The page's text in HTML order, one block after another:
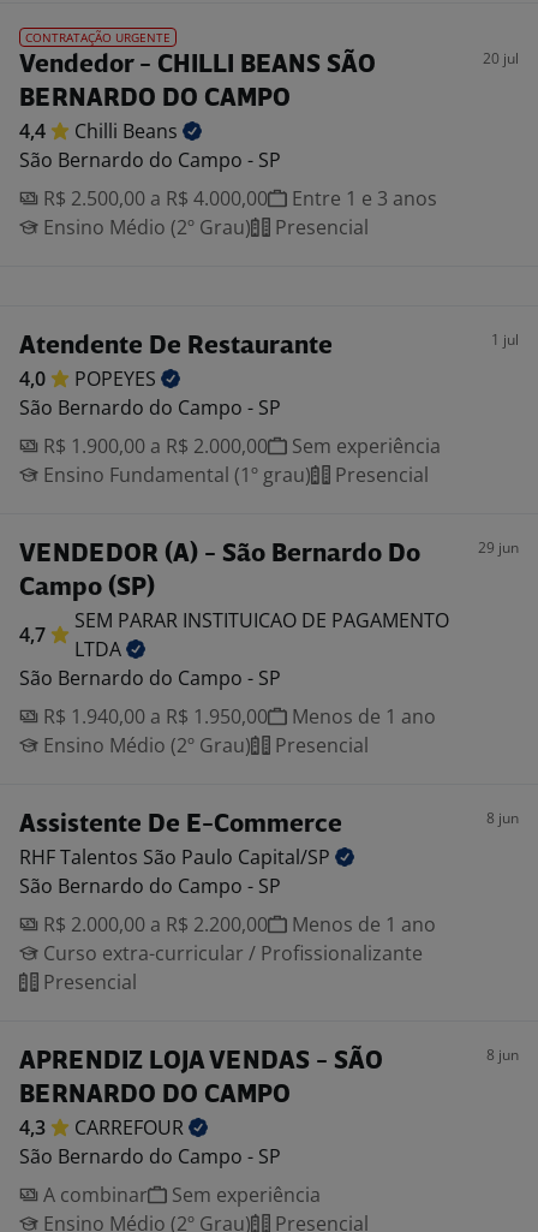
CONTRATAÇÃO URGENTE
Vendedor - CHILLI BEANS SÃO
BERNARDO DO CAMPO
20 jul
4,4 Chilli Beans
São Bernardo do Campo - SP
R$ 2.500,00 a R$ 4.000,00
Entre 1 e 3 anos
Ensino Médio (2º Grau)
Presencial
Atendente De Restaurante 1 jul
4,0
POPEYES
São Bernardo do Campo - SP
R$ 1.900,00 a R$ 2.000,00
Sem experiência
Ensino Fundamental (1º grau)
Presencial
VENDEDOR (A) - São Bernardo Do
Campo (SP)
29 jun
4,7
SEM PARAR INSTITUICAO DE PAGAMENTO
LTDA
São Bernardo do Campo - SP
R$ 1.940,00 a R$ 1.950,00
Menos de 1 ano
Ensino Médio (2º Grau)
Presencial
Assistente De E-Commerce 8 jun
RHF Talentos São Paulo Capital/SP
São Bernardo do Campo - SP
R$ 2.000,00 a R$ 2.200,00
Menos de 1 ano
Curso extra-curricular / Profissionalizante
Presencial
APRENDIZ LOJA VENDAS - SÃO
BERNARDO DO CAMPO
8 jun
4,3
CARREFOUR
São Bernardo do Campo - SP
A combinar
Sem experiência
Ensino Médio (2º Grau)
Presencial